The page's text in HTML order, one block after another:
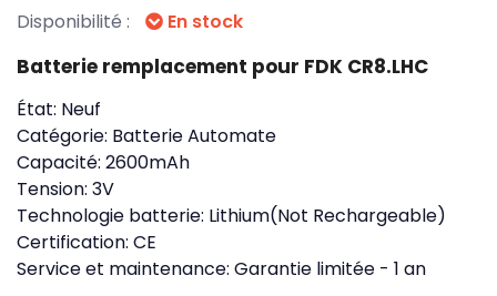
Disponibilité : En stock
Batterie remplacement pour FDK CR8.LHC
État: Neuf
Catégorie: Batterie Automate
Capacité: 2600mAh
Tension: 3V
Technologie batterie: Lithium(Not Rechargeable)
Certification: CE
Service et maintenance: Garantie limitée - 1 an